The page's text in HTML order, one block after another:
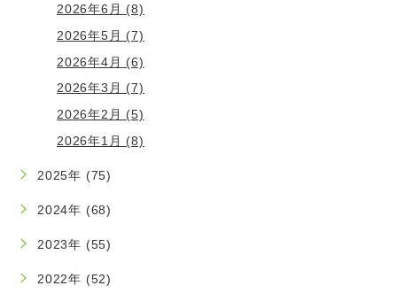
2026年6月 (8)
2026年5月 (7)
2026年4月 (6)
2026年3月 (7)
2026年2月 (5)
2026年1月 (8)
2025年 (75)
2024年 (68)
2023年 (55)
2022年 (52)